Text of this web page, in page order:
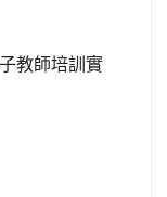
教師培訓實